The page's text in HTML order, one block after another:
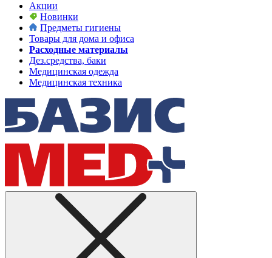
Акции
Новинки
Предметы гигиены
Товары для дома и офиса
Расходные материалы
Дез.средства, баки
Медицинская одежда
Медицинская техника